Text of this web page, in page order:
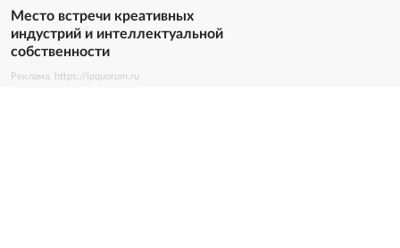
Место встречи креативных
индустрий и интеллектуальной
собственности
Реклама. https://ipquorum.ru